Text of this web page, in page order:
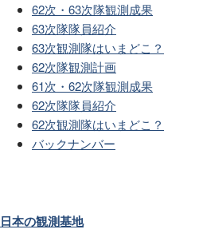
62次・63次隊観測成果
63次隊隊員紹介
63次観測隊はいまどこ？
62次隊観測計画
61次・62次隊観測成果
62次隊隊員紹介
62次観測隊はいまどこ？
バックナンバー
日本の観測基地